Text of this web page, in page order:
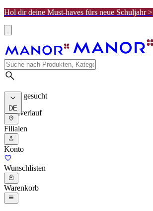
Hol dir deine Must-haves fürs neue Schuljahr >
Meist gesucht
Suchverlauf
DE
Filialen
Konto
Wunschlisten
Warenkorb